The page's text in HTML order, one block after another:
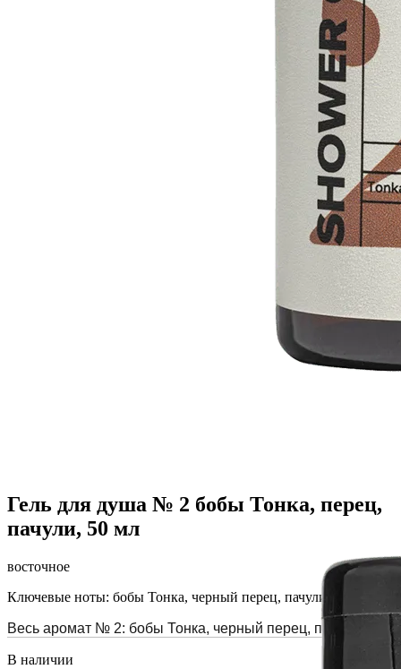
Гель для душа № 2 бобы Тонка, перец,
пачули, 50 мл
восточное
Ключевые ноты: бобы Тонка, черный перец, пачули
Весь аромат № 2: бобы Тонка, черный перец, пачули
В наличии